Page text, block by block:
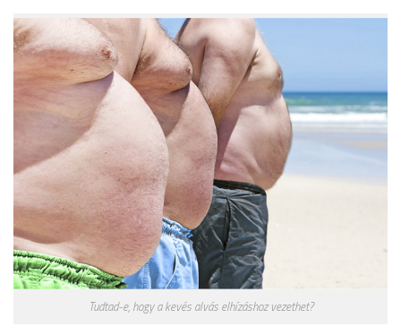
Tudtad-e, hogy a kevés alvás elhízáshoz vezethet?